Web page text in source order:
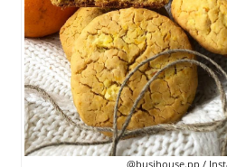
@busihouse.pp /